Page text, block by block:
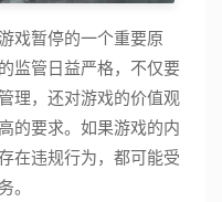
戏暂停的一个重要原
监管日益严格，不仅要
理，还对游戏的价值观
的要求。如果游戏的内
在违规行为，都可能受
。